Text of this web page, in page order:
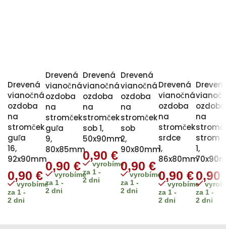
Drevená
vianočná
ozdoba
na
stromček
guľa
16,
92x90mm
0,90 €
vyrobíme
za 1 -
2 dni
Drevená
vianočná
ozdoba
na
stromček
guľa
9,
80x85mm
0,90 €
vyrobíme
za 1 -
2 dni
Drevená
vianočná
ozdoba
na
stromček
sob 1,
50x90mm
0,90€
vyrobíme
za 1 -
2 dni
Drevená
vianočná
ozdoba
na
stromček
sob
2,
90x80mm
0,90 €
vyrobíme
za 1 -
2 dni
Drevená
vianočná
ozdoba
na
stromček
srdce
1,
86x80mm
0,90 €
vyrobíme
za 1 -
2 dni
ozdoba
na
strom
1,
0,90
za 1 -
2 dni